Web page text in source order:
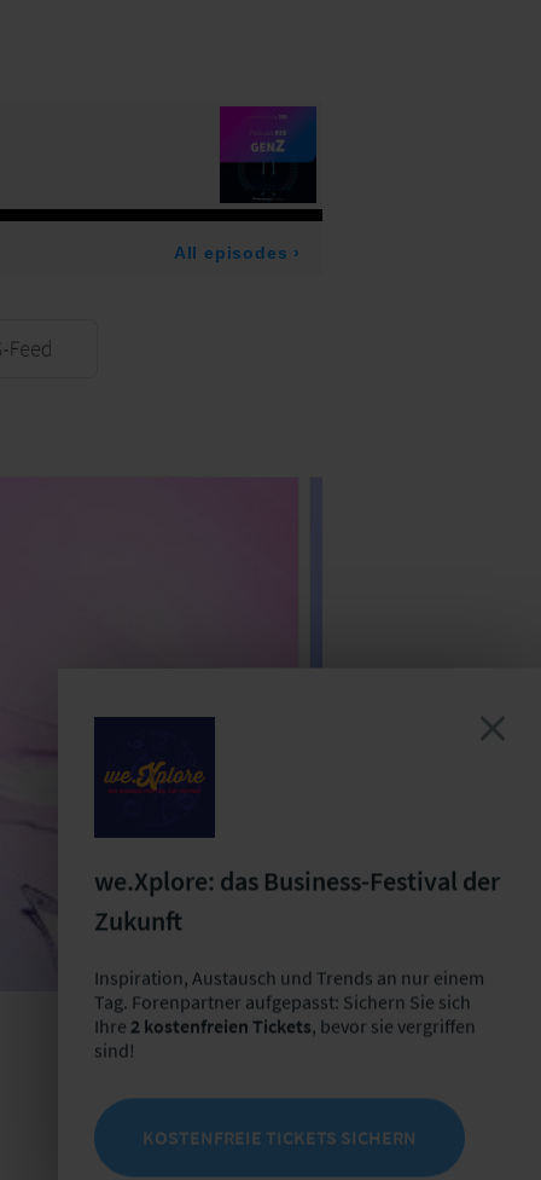
Do, 17.09.2026 -
we.Xplore: das Business-Festival der
Zukunft
Inspiration, Austausch und Trends an nur einem
Tag. Forenpartner aufgepasst: Sichern Sie sich
Ihre 2 kostenfreien Tickets, bevor sie vergriffen
sind!
KOSTENFREIE TICKETS SICHERN